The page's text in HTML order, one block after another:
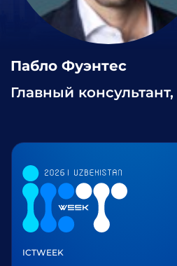
Пабло Фуэнтес
Главный
ICTWEEK